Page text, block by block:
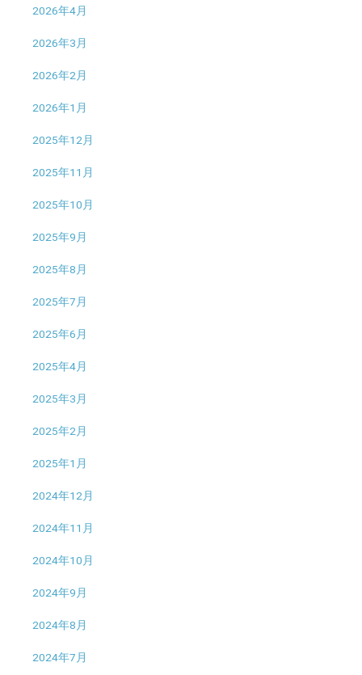
2026年4月
2026年3月
2026年2月
2026年1月
2025年12月
2025年11月
2025年10月
2025年9月
2025年8月
2025年7月
2025年6月
2025年4月
2025年3月
2025年2月
2025年1月
2024年12月
2024年11月
2024年10月
2024年9月
2024年8月
2024年7月